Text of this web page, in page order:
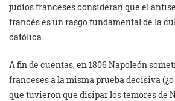
judíos franceses consideran que el
francés es un rasgo fundamental de la
católica.
A fin de cuentas, en 1806 Napoleón
franceses a la misma prueba decisiva
que tuvieron que disipar los temores de